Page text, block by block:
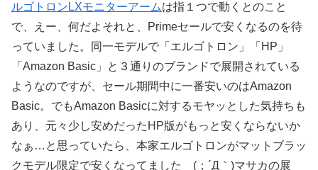
ルゴトロンLXモニターアームは指１つで動くとのこと
で、えー、何だよそれと、Primeセールで安くなるのを待
っていました。同一モデルで「エルゴトロン」「HP」
「Amazon Basic」と３通りのブランドで展開されている
ようなのですが、セール期間中に一番安いのはAmazon
Basic。でもAmazon Basicに対するモヤッとした気持ちも
あり、元々少し安めだったHP版がもっと安くならないか
なぁ…と思っていたら、本家エルゴトロンがマットブラッ
クモデル限定で安くなってました (；´Д｀)マサカの展